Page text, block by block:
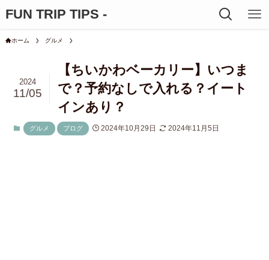
FUN TRIP TIPS -
ホーム グルメ
【ちいかわベーカリー】いつま
で？予約なしで入れる？イート
インあり？
2024
11/05
グルメ ブログ 2024年10月29日 2024年11月5日